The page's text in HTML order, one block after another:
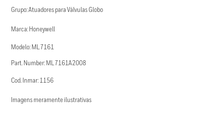
Grupo: Atuadores para Válvulas Globo
Marca: Honeywell
Modelo: ML7161
Part. Number: ML7161A2008
Cod. Inmar: 1156
Imagens meramente ilustrativas